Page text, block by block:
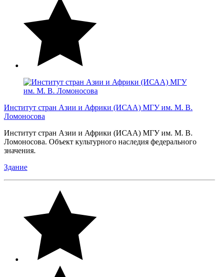
Институт стран Азии и Африки (ИСАА) МГУ им. М. В.
Ломоносова
Институт стран Азии и Африки (ИСАА) МГУ им. М. В.
Ломоносова. Объект культурного наследия федерального
значения.
Здание